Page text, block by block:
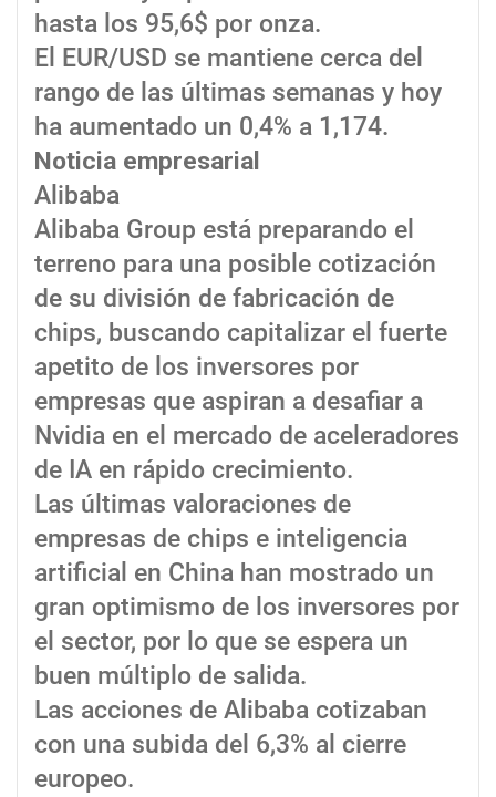
hasta los 95,6$ por onza.
El EUR/USD se mantiene cerca del
rango de las últimas semanas y hoy
ha aumentado un 0,4% a 1,174.
Noticia empresarial
Alibaba
Alibaba Group está preparando el
terreno para una posible cotización
de su división de fabricación de
chips, buscando capitalizar el fuerte
apetito de los inversores por
empresas que aspiran a desafiar a
Nvidia en el mercado de aceleradores
de IA en rápido crecimiento.
Las últimas valoraciones de
empresas de chips e inteligencia
artificial en China han mostrado un
gran optimismo de los inversores por
el sector, por lo que se espera un
buen múltiplo de salida.
Las acciones de Alibaba cotizaban
con una subida del 6,3% al cierre
europeo.